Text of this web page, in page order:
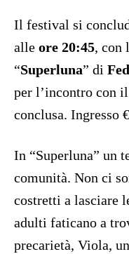
Il festival si
alle ore 20:45, con
“Superluna” di
per l’incontro con
conclusa. Ingresso
In “Superluna” un
comunità. Non ci
costretti a lasciare
adulti faticano a
precarietà, Viola,